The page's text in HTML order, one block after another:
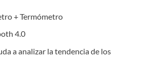
+ Termómetro
4.0
a analizar la tendencia de los